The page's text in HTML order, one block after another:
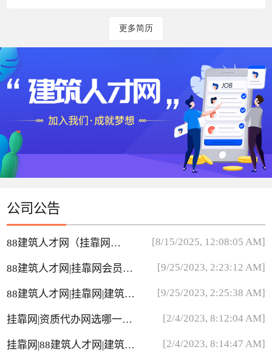
更多简历
公司公告
88建筑人才网（挂靠网）
[8/15/2025, 12:08:05 AM]
88建筑人才网|挂靠网会员费
[9/25/2023, 2:23:12 AM]
88建筑人才网|挂靠网|建筑英
[9/25/2023, 2:25:38 AM]
挂靠网|资质代办网选哪一个
[2/4/2023, 8:12:04 AM]
挂靠网|88建筑人才网|建筑英
[2/4/2023, 8:14:47 AM]